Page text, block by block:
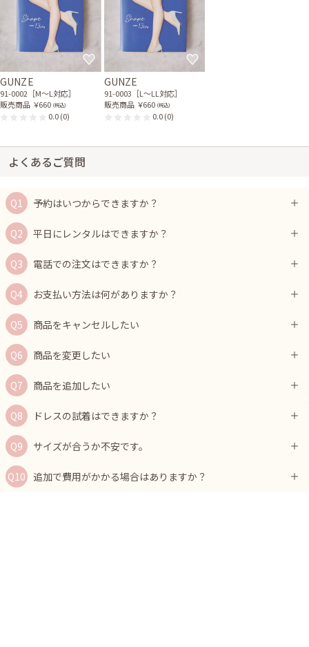
GUNZE
91-0002［M〜L対応］
販売商品 ￥660 (税込)
0.0(0)
GUNZE
91-0003［L〜LL対応］
販売商品 ￥660 (税込)
0.0(0)
よくあるご質問
予約はいつからできますか？
平日にレンタルはできますか？
電話での注文はできますか？
お支払い方法は何がありますか？
商品をキャンセルしたい
商品を変更したい
商品を追加したい
ドレスの試着はできますか？
サイズが合うか不安です。
追加で費用がかかる場合はありますか？